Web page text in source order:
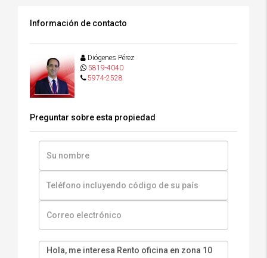
Información de contacto
Diógenes Pérez
5819-4040
5974-2528
Preguntar sobre esta propiedad